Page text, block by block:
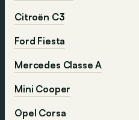
Citroën C3
Ford Fiesta
Mercedes Classe A
Mini Cooper
Opel Corsa